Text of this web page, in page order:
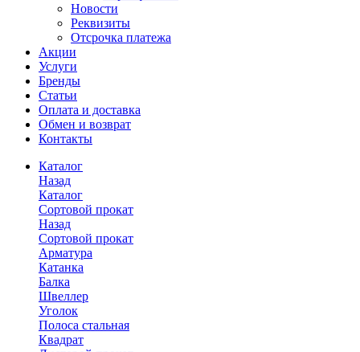
Новости
Реквизиты
Отсрочка платежа
Акции
Услуги
Бренды
Статьи
Оплата и доставка
Обмен и возврат
Контакты
Каталог
Назад
Каталог
Сортовой прокат
Назад
Сортовой прокат
Арматура
Катанка
Балка
Швеллер
Уголок
Полоса стальная
Квадрат